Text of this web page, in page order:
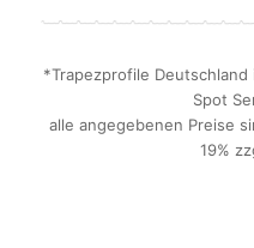
*Trapezprofile
Spot
alle angegebenen Preise
19%